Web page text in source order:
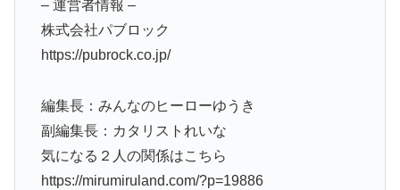
– 運営者情報 –
株式会社パブロック
https://pubrock.co.jp/
編集長：みんなのヒーローゆうき
副編集長：カタリストれいな
気になる２人の関係はこちら
https://mirumiruland.com/?p=19886